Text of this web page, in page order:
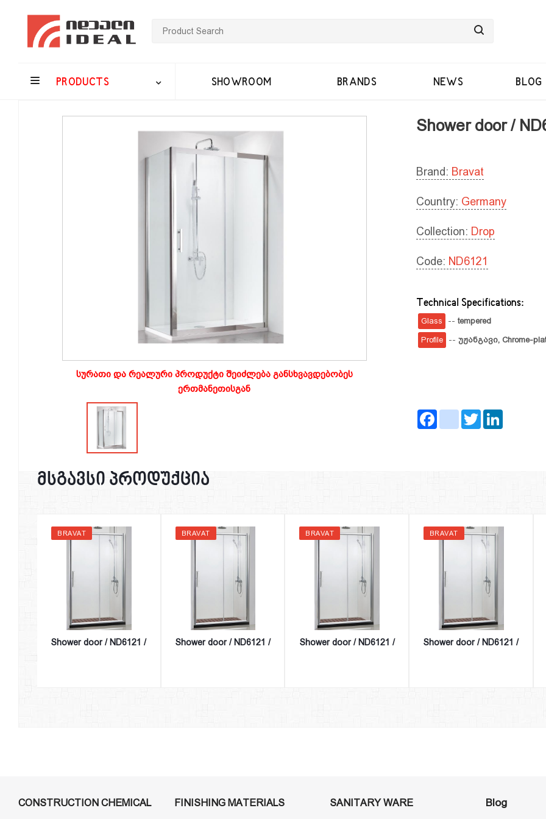
PRODUCTS SHOWROOM BRANDS NEWS BLOG
სურათი და რეალური პროდუქტი შეიძლება განსხვავდებობეს
ერთმანეთისგან
Shower door /
Brand: Bravat
Country: Germany
Collection: Drop
Code: ND6121
Technical Specifications:
Glass -- tempered
Profile -- უჟანგავი, Chrome-
FacebookinstagramTwitter
მსგავსი პროდუქცია
BRAVAT
Shower door / ND6121 /
BRAVAT
Shower door / ND6121 /
BRAVAT
Shower door / ND6121 /
BRAVAT
Shower door / ND6121 /
CONSTRUCTION CHEMICAL FINISHING MATERIALS SANITARY WARE Blog